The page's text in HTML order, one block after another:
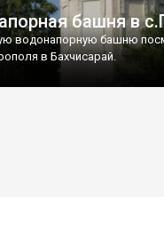
башня в
водонапорную башню
в Бахчисарай.